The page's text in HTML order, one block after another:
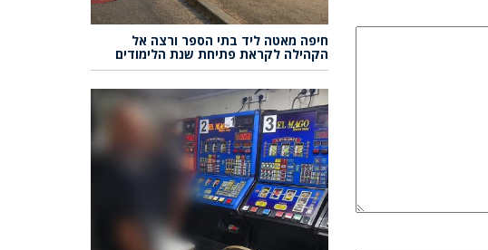
חיפה מאטה ליד בתי הספר ורצה אל
הקהילה לקראת פתיחת שנת הלימודים